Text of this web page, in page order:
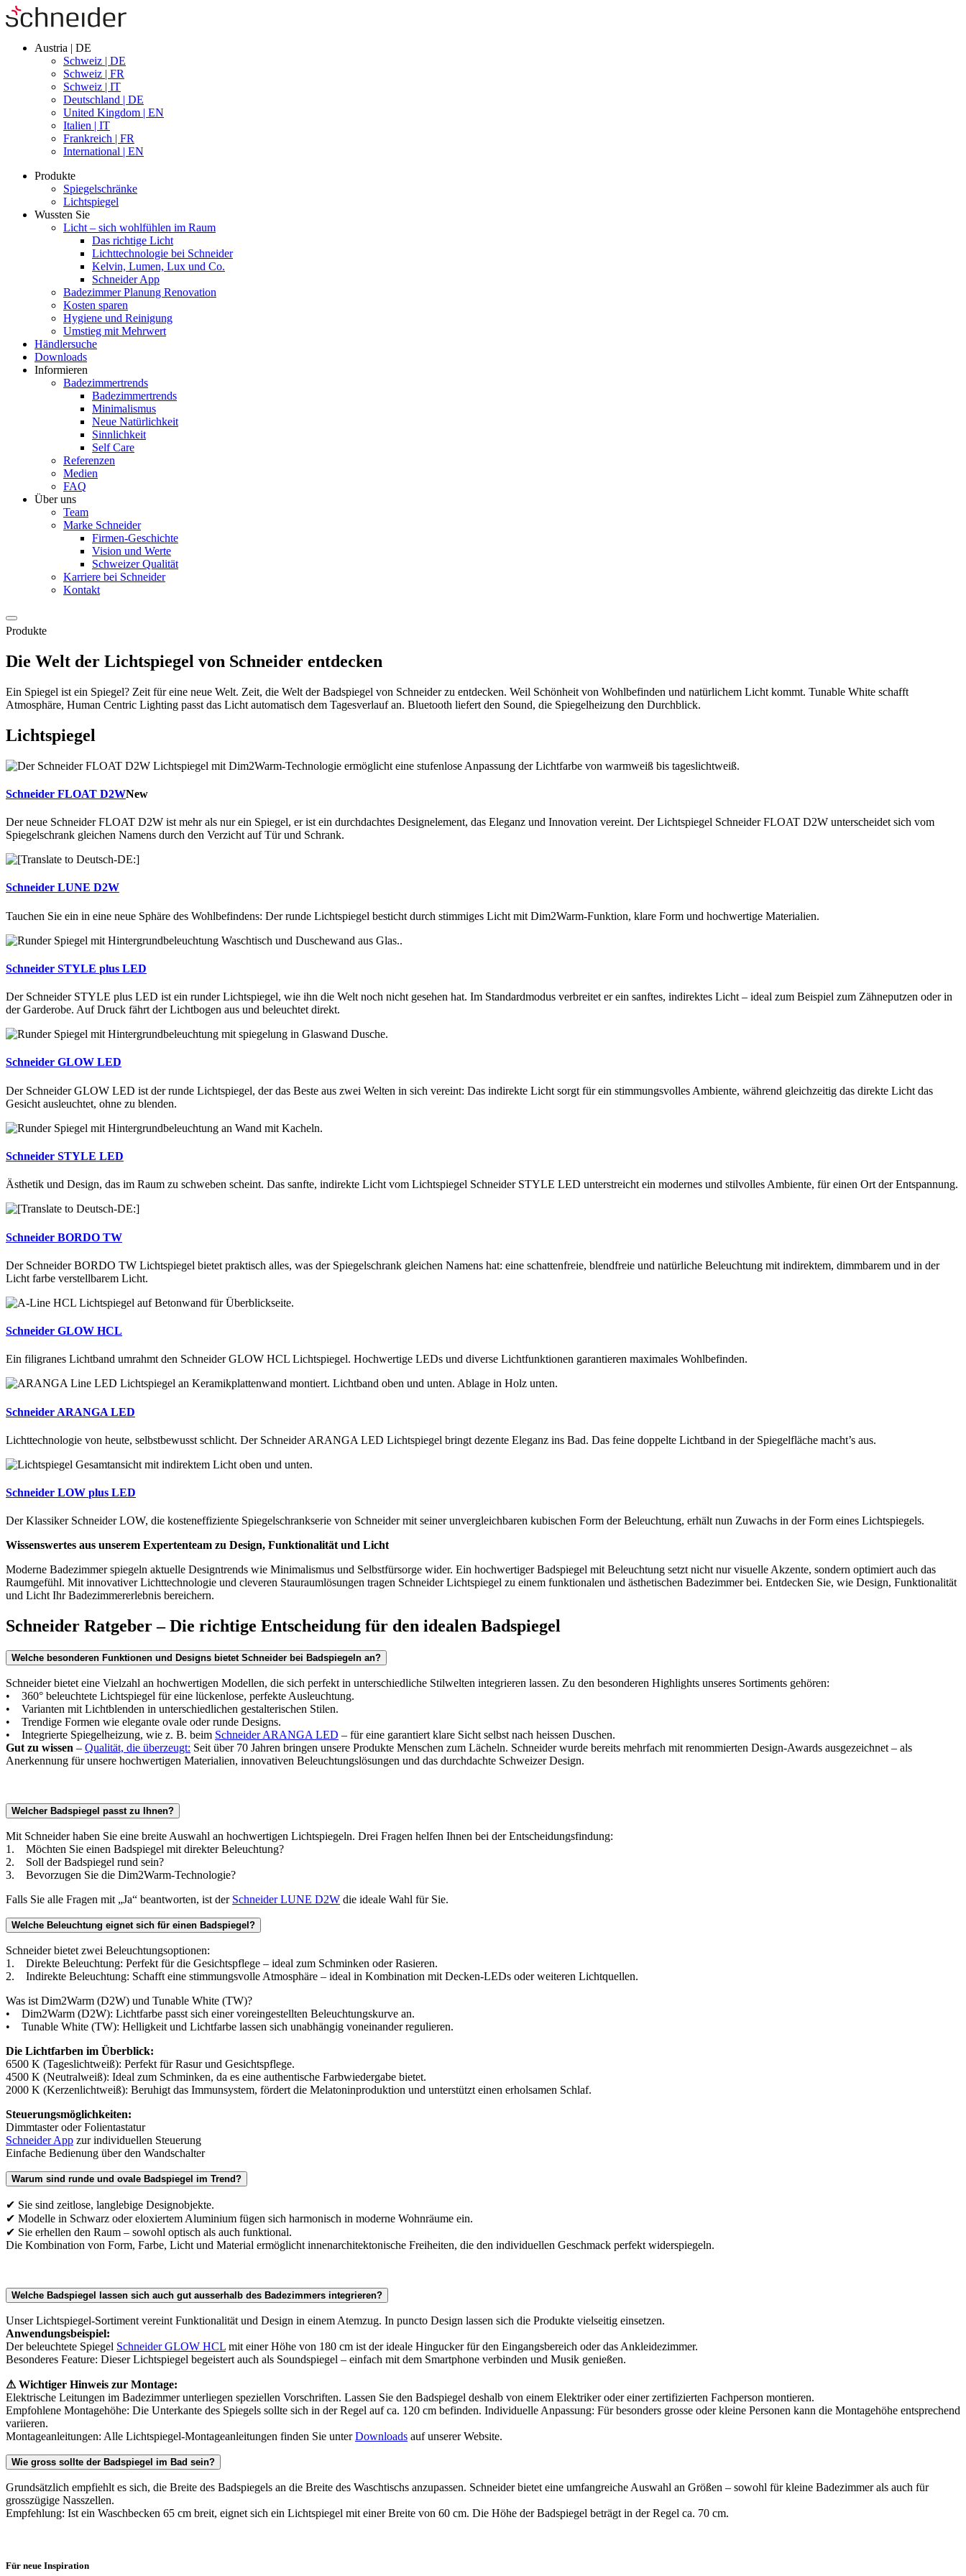
Austria | DE
Schweiz | DE
Schweiz | FR
Schweiz | IT
Deutschland | DE
United Kingdom | EN
Italien | IT
Frankreich | FR
International | EN
Produkte
Spiegelschränke
Lichtspiegel
Wussten Sie
Licht – sich wohlfühlen im Raum
Das richtige Licht
Lichttechnologie bei Schneider
Kelvin, Lumen, Lux und Co.
Schneider App
Badezimmer Planung Renovation
Kosten sparen
Hygiene und Reinigung
Umstieg mit Mehrwert
Händlersuche
Downloads
Informieren
Badezimmertrends
Badezimmertrends
Minimalismus
Neue Natürlichkeit
Sinnlichkeit
Self Care
Referenzen
Medien
FAQ
Über uns
Team
Marke Schneider
Firmen-Geschichte
Vision und Werte
Schweizer Qualität
Karriere bei Schneider
Kontakt
Produkte
Die Welt der Lichtspiegel von Schneider entdecken
Ein Spiegel ist ein Spiegel? Zeit für eine neue Welt. Zeit, die Welt der Badspiegel von Schneider zu entdecken. Weil Schönheit von Wohlbefinden und natürlichem Licht kommt. Tunable White schafft
Atmosphäre, Human Centric Lighting passt das Licht automatisch dem Tagesverlauf an. Bluetooth liefert den Sound, die Spiegelheizung den Durchblick.
Lichtspiegel
Schneider FLOAT D2WNew
Der neue Schneider FLOAT D2W ist mehr als nur ein Spiegel, er ist ein durchdachtes Designelement, das Eleganz und Innovation vereint. Der Lichtspiegel Schneider FLOAT D2W unterscheidet sich vom
Spiegelschrank gleichen Namens durch den Verzicht auf Tür und Schrank.
Schneider LUNE D2W
Tauchen Sie ein in eine neue Sphäre des Wohlbefindens: Der runde Lichtspiegel besticht durch stimmiges Licht mit Dim2Warm-Funktion, klare Form und hochwertige Materialien.
Schneider STYLE plus LED
Der Schneider STYLE plus LED ist ein runder Lichtspiegel, wie ihn die Welt noch nicht gesehen hat. Im Standardmodus verbreitet er ein sanftes, indirektes Licht – ideal zum Beispiel zum Zähneputzen oder in
der Garderobe. Auf Druck fährt der Lichtbogen aus und beleuchtet direkt.
Schneider GLOW LED
Der Schneider GLOW LED ist der runde Lichtspiegel, der das Beste aus zwei Welten in sich vereint: Das indirekte Licht sorgt für ein stimmungsvolles Ambiente, während gleichzeitig das direkte Licht das
Gesicht ausleuchtet, ohne zu blenden.
Schneider STYLE LED
Ästhetik und Design, das im Raum zu schweben scheint. Das sanfte, indirekte Licht vom Lichtspiegel Schneider STYLE LED unterstreicht ein modernes und stilvolles Ambiente, für einen Ort der Entspannung.
Schneider BORDO TW
Der Schneider BORDO TW Lichtspiegel bietet praktisch alles, was der Spiegelschrank gleichen Namens hat: eine schattenfreie, blendfreie und natürliche Beleuchtung mit indirektem, dimmbarem und in der
Licht farbe verstellbarem Licht.
Schneider GLOW HCL
Ein filigranes Lichtband umrahmt den Schneider GLOW HCL Lichtspiegel. Hochwertige LEDs und diverse Lichtfunktionen garantieren maximales Wohlbefinden.
Schneider ARANGA LED
Lichttechnologie von heute, selbstbewusst schlicht. Der Schneider ARANGA LED Lichtspiegel bringt dezente Eleganz ins Bad. Das feine doppelte Lichtband in der Spiegelfläche macht’s aus.
Schneider LOW plus LED
Der Klassiker Schneider LOW, die kosteneffiziente Spiegelschrankserie von Schneider mit seiner unvergleichbaren kubischen Form der Beleuchtung, erhält nun Zuwachs in der Form eines Lichtspiegels.
Wissenswertes aus unserem Expertenteam zu Design, Funktionalität und Licht
Moderne Badezimmer spiegeln aktuelle Designtrends wie Minimalismus und Selbstfürsorge wider. Ein hochwertiger Badspiegel mit Beleuchtung setzt nicht nur visuelle Akzente, sondern optimiert auch das
Raumgefühl. Mit innovativer Lichttechnologie und cleveren Stauraumlösungen tragen Schneider Lichtspiegel zu einem funktionalen und ästhetischen Badezimmer bei. Entdecken Sie, wie Design, Funktionalität
und Licht Ihr Badezimmererlebnis bereichern.
Schneider Ratgeber – Die richtige Entscheidung für den idealen Badspiegel
Welche besonderen Funktionen und Designs bietet Schneider bei Badspiegeln an?
Schneider bietet eine Vielzahl an hochwertigen Modellen, die sich perfekt in unterschiedliche Stilwelten integrieren lassen. Zu den besonderen Highlights unseres Sortiments gehören:
• 360° beleuchtete Lichtspiegel für eine lückenlose, perfekte Ausleuchtung.
• Varianten mit Lichtblenden in unterschiedlichen gestalterischen Stilen.
• Trendige Formen wie elegante ovale oder runde Designs.
• Integrierte Spiegelheizung, wie z. B. beim Schneider ARANGA LED – für eine garantiert klare Sicht selbst nach heissen Duschen.
Gut zu wissen – Qualität, die überzeugt: Seit über 70 Jahren bringen unsere Produkte Menschen zum Lächeln. Schneider wurde bereits mehrfach mit renommierten Design-Awards ausgezeichnet – als
Anerkennung für unsere hochwertigen Materialien, innovativen Beleuchtungslösungen und das durchdachte Schweizer Design.
Welcher Badspiegel passt zu Ihnen?
Mit Schneider haben Sie eine breite Auswahl an hochwertigen Lichtspiegeln. Drei Fragen helfen Ihnen bei der Entscheidungsfindung:
1. Möchten Sie einen Badspiegel mit direkter Beleuchtung?
2. Soll der Badspiegel rund sein?
3. Bevorzugen Sie die Dim2Warm-Technologie?
Falls Sie alle Fragen mit „Ja“ beantworten, ist der Schneider LUNE D2W die ideale Wahl für Sie.
Welche Beleuchtung eignet sich für einen Badspiegel?
Schneider bietet zwei Beleuchtungsoptionen:
1. Direkte Beleuchtung: Perfekt für die Gesichtspflege – ideal zum Schminken oder Rasieren.
2. Indirekte Beleuchtung: Schafft eine stimmungsvolle Atmosphäre – ideal in Kombination mit Decken-LEDs oder weiteren Lichtquellen.
Was ist Dim2Warm (D2W) und Tunable White (TW)?
• Dim2Warm (D2W): Lichtfarbe passt sich einer voreingestellten Beleuchtungskurve an.
• Tunable White (TW): Helligkeit und Lichtfarbe lassen sich unabhängig voneinander regulieren.
Die Lichtfarben im Überblick:
6500 K (Tageslichtweiß): Perfekt für Rasur und Gesichtspflege.
4500 K (Neutralweiß): Ideal zum Schminken, da es eine authentische Farbwiedergabe bietet.
2000 K (Kerzenlichtweiß): Beruhigt das Immunsystem, fördert die Melatoninproduktion und unterstützt einen erholsamen Schlaf.
Steuerungsmöglichkeiten:
Dimmtaster oder Folientastatur
Schneider App zur individuellen Steuerung
Einfache Bedienung über den Wandschalter
Warum sind runde und ovale Badspiegel im Trend?
✔ Sie sind zeitlose, langlebige Designobjekte.
✔ Modelle in Schwarz oder eloxiertem Aluminium fügen sich harmonisch in moderne Wohnräume ein.
✔ Sie erhellen den Raum – sowohl optisch als auch funktional.
Die Kombination von Form, Farbe, Licht und Material ermöglicht innenarchitektonische Freiheiten, die den individuellen Geschmack perfekt widerspiegeln.
Welche Badspiegel lassen sich auch gut ausserhalb des Badezimmers integrieren?
Unser Lichtspiegel-Sortiment vereint Funktionalität und Design in einem Atemzug. In puncto Design lassen sich die Produkte vielseitig einsetzen.
Anwendungsbeispiel:
Der beleuchtete Spiegel Schneider GLOW HCL mit einer Höhe von 180 cm ist der ideale Hingucker für den Eingangsbereich oder das Ankleidezimmer.
Besonderes Feature: Dieser Lichtspiegel begeistert auch als Soundspiegel – einfach mit dem Smartphone verbinden und Musik genießen.
⚠ Wichtiger Hinweis zur Montage:
Elektrische Leitungen im Badezimmer unterliegen speziellen Vorschriften. Lassen Sie den Badspiegel deshalb von einem Elektriker oder einer zertifizierten Fachperson montieren.
Empfohlene Montagehöhe: Die Unterkante des Spiegels sollte sich in der Regel auf ca. 120 cm befinden. Individuelle Anpassung: Für besonders grosse oder kleine Personen kann die Montagehöhe entsprechend
variieren.
Montageanleitungen: Alle Lichtspiegel-Montageanleitungen finden Sie unterDownloads auf unserer Website.
Wie gross sollte der Badspiegel im Bad sein?
Grundsätzlich empfiehlt es sich, die Breite des Badspiegels an die Breite des Waschtischs anzupassen. Schneider bietet eine umfangreiche Auswahl an Größen – sowohl für kleine Badezimmer als auch für
grosszügige Nasszellen.
Empfehlung: Ist ein Waschbecken 65 cm breit, eignet sich ein Lichtspiegel mit einer Breite von 60 cm. Die Höhe der Badspiegel beträgt in der Regel ca. 70 cm.
Für neue Inspiration